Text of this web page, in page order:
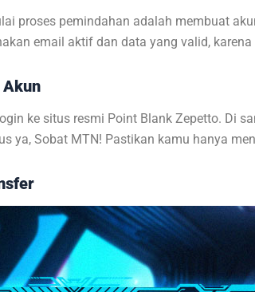
proses pemindahan adalah membuat
email aktif dan data yang valid,
ke situs resmi Point Blank Zepetto. Di
ya, Sobat MTN! Pastikan kamu hanya